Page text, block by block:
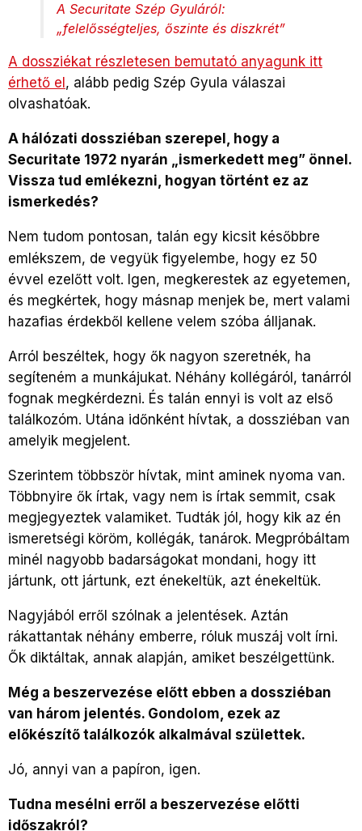
A Securitate Szép Gyuláról:
„felelősségteljes, őszinte és diszkrét”
A dossziékat részletesen bemutató anyagunk itt
érhető el , alább pedig Szép Gyula válaszai
olvashatóak.
A hálózati dossziéban szerepel, hogy a
Securitate 1972 nyarán „ismerkedett meg” önnel.
Vissza tud emlékezni, hogyan történt ez az
ismerkedés?
Nem tudom pontosan, talán egy kicsit későbbre
emlékszem, de vegyük figyelembe, hogy ez 50
évvel ezelőtt volt. Igen, megkerestek az egyetemen,
és megkértek, hogy másnap menjek be, mert valami
hazafias érdekből kellene velem szóba álljanak.
Arról beszéltek, hogy ők nagyon szeretnék, ha
segíteném a munkájukat. Néhány kollégáról, tanárról
fognak megkérdezni. És talán ennyi is volt az első
találkozóm. Utána időnként hívtak, a dossziéban van
amelyik megjelent.
Szerintem többször hívtak, mint aminek nyoma van.
Többnyire ők írtak, vagy nem is írtak semmit, csak
megjegyeztek valamiket. Tudták jól, hogy kik az én
ismeretségi köröm, kollégák, tanárok. Megpróbáltam
minél nagyobb badarságokat mondani, hogy itt
jártunk, ott jártunk, ezt énekeltük, azt énekeltük.
Nagyjából erről szólnak a jelentések. Aztán
rákattantak néhány emberre, róluk muszáj volt írni.
Ők diktáltak, annak alapján, amiket beszélgettünk.
Még a beszervezése előtt ebben a dossziéban
van három jelentés. Gondolom, ezek az
előkészítő találkozók alkalmával születtek.
Jó, annyi van a papíron, igen.
Tudna mesélni erről a beszervezése előtti
időszakról?